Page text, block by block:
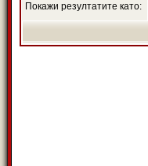
Покажи резултатите като: